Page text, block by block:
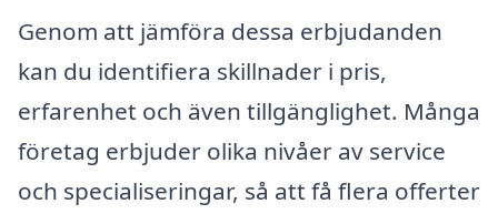
Genom att jämföra dessa erbjudanden
kan du identifiera skillnader i pris,
erfarenhet och även tillgänglighet. Många
företag erbjuder olika nivåer av service
och specialiseringar, så att få flera offerter